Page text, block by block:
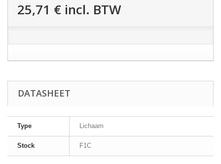
25,71 € incl. BTW
DATASHEET
Type Lichaam
Stock F1C